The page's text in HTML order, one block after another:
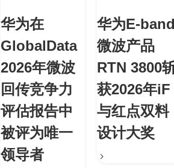
华为在
GlobalData
2026年微波
回传竞争力
评估报告中
被评为唯一
领导者
华为E-
微波产品
RTN 3800
获2026年iF
与红点双料
设计大奖